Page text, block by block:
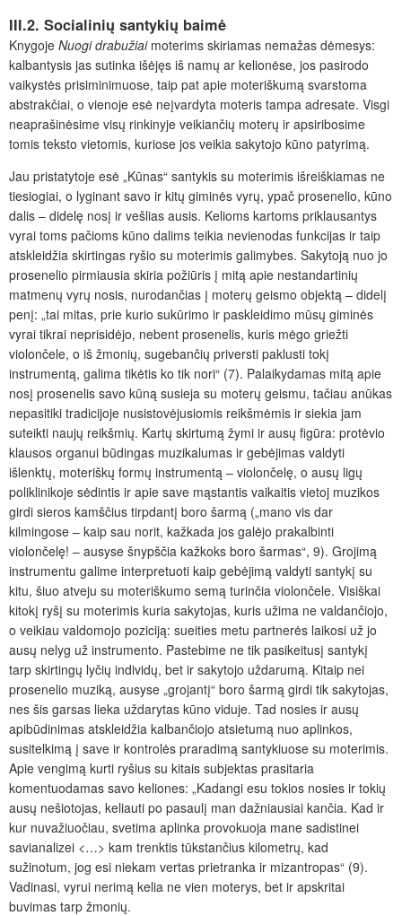
III.2. Socialinių santykių baimė
Knygoje Nuogi drabužiaimoterims skiriamas nemažas dėmesys:
kalbantysis jas sutinka išėjęs iš namų ar kelionėse, jos pasirodo
vaikystės prisiminimuose, taip pat apie moteriškumą svarstoma
abstrakčiai, o vienoje esė neįvardyta moteris tampa adresate. Visgi
neaprašinėsime visų rinkinyje veikiančių moterų ir apsiribosime
tomis teksto vietomis, kuriose jos veikia sakytojo kūno patyrimą.
Jau pristatytoje esė „Kūnas“ santykis su moterimis išreiškiamas ne
tiesiogiai, o lyginant savo ir kitų giminės vyrų, ypač prosenelio, kūno
dalis – didelę nosį ir vešlias ausis. Kelioms kartoms priklausantys
vyrai toms pačioms kūno dalims teikia nevienodas funkcijas ir taip
atskleidžia skirtingas ryšio su moterimis galimybes. Sakytoją nuo jo
prosenelio pirmiausia skiria požiūris į mitą apie nestandartinių
matmenų vyrų nosis, nurodančias į moterų geismo objektą – didelį
penį: „tai mitas, prie kurio sukūrimo ir paskleidimo mūsų giminės
vyrai tikrai neprisidėjo, nebent prosenelis, kuris mėgo griežti
violončele, o iš žmonių, sugebančių priversti paklusti tokį
instrumentą, galima tikėtis ko tik nori“ (7). Palaikydamas mitą apie
nosį prosenelis savo kūną susieja su moterų geismu, tačiau anūkas
nepasitiki tradicijoje nusistovėjusiomis reikšmėmis ir siekia jam
suteikti naujų reikšmių. Kartų skirtumą žymi ir ausų figūra: protėvio
klausos organui būdingas muzikalumas ir gebėjimas valdyti
išlenktų, moteriškų formų instrumentą – violončelę, o ausų ligų
poliklinikoje sėdintis ir apie save mąstantis vaikaitis vietoj muzikos
girdi sieros kamščius tirpdantį boro šarmą („mano vis dar
kilmingose – kaip sau norit, kažkada jos galėjo prakalbinti
violončelę! – ausyse šnypščia kažkoks boro šarmas“, 9). Grojimą
instrumentu galime interpretuoti kaip gebėjimą valdyti santykį su
kitu, šiuo atveju su moteriškumo semą turinčia violončele. Visiškai
kitokį ryšį su moterimis kuria sakytojas, kuris užima ne valdančiojo,
o veikiau valdomojo poziciją: sueities metu partnerės laikosi už jo
ausų nelyg už instrumento. Pastebime ne tik pasikeitusį santykį
tarp skirtingų lyčių individų, bet ir sakytojo uždarumą. Kitaip nei
prosenelio muziką, ausyse „grojantį“ boro šarmą girdi tik sakytojas,
nes šis garsas lieka uždarytas kūno viduje. Tad nosies ir ausų
apibūdinimas atskleidžia kalbančiojo atsietumą nuo aplinkos,
susitelkimą į save ir kontrolės praradimą santykiuose su moterimis.
Apie vengimą kurti ryšius su kitais subjektas prasitaria
komentuodamas savo keliones: „Kadangi esu tokios nosies ir tokių
ausų nešiotojas, keliauti po pasaulį man dažniausiai kančia. Kad ir
kur nuvažiuočiau, svetima aplinka provokuoja mane sadistinei
savianalizei <…> kam trenktis tūkstančius kilometrų, kad
sužinotum, jog esi niekam vertas prietranka ir mizantropas“ (9).
Vadinasi, vyrui nerimą kelia ne vien moterys, bet ir apskritai
buvimas tarp žmonių.